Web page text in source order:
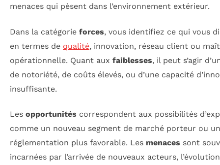
menaces qui pèsent dans l’environnement extérieur.
Dans la catégorie forces, vous identifiez ce qui vous
en termes de qualité, innovation, réseau client ou
opérationnelle. Quant aux faiblesses, il peut s’agir
de notoriété, de coûts élevés, ou d’une capacité
insuffisante.
Les opportunités correspondent aux possibilités
comme un nouveau segment de marché porteur ou
réglementation plus favorable. Les menaces sont
incarnées par l’arrivée de nouveaux acteurs, l’évolution